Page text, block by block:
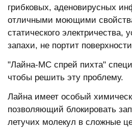
грибковых, аденовирусных
отличными моющими
статического электричества,
запахи, не портит
"Лайна-МС спрей пихта"
чтобы решить эту проблему.
Лайна имеет особый
позволяющий блокировать
летучих молекул в сложные